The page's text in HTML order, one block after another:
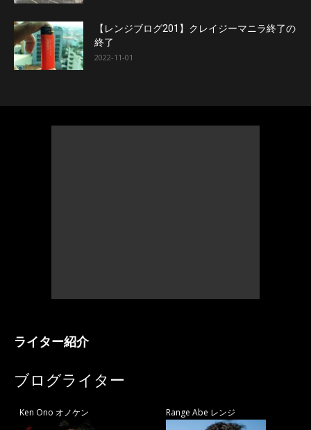
【レンジブログ201】クレイジーマニラ終了の
終了
2022-11-01
ライター紹介
ブログライター
Ken Ono オノケン Range Abe レンジ